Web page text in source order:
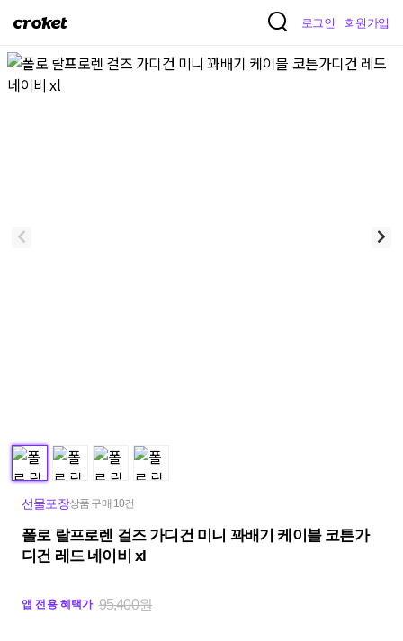
크
켓
로그인 회원가입
선물포장상품 구매 10건
폴로 랄프로렌 걸즈 가디건 미니 꽈배기 케이블 코튼가
디건 레드 네이비 xl
앱 전용 혜택가 95,400원